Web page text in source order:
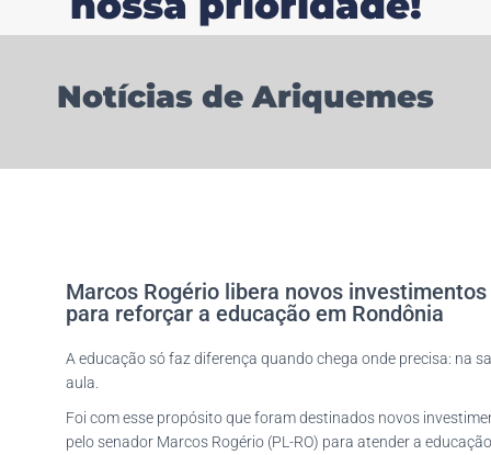
Notícias de Ariquemes
Marcos Rogério libera novos investimentos
para reforçar a educação em Rondônia
A educação só faz diferença quando chega onde precisa: na
aula.
Foi com esse propósito que foram destinados novos
pelo senador Marcos Rogério (PL-RO) para atender a